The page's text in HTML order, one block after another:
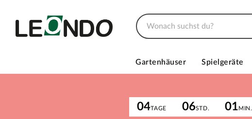
Gartenhäuser Spielgeräte
04TAGE 06STD. 01MIN.